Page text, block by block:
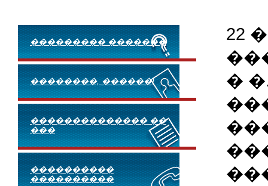
��������� �������
��������, ������!
�������������� ��
���
����������
����������
22
�